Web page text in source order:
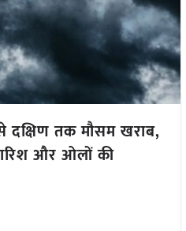
दक्षिण तक मौसम खराब,
और ओलों की